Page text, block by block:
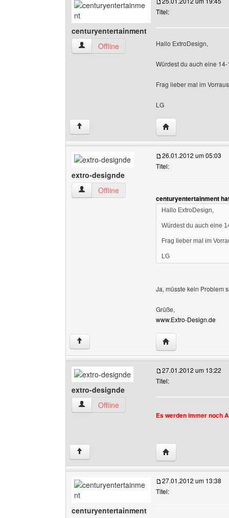
centuryentertainment
centuryentertainment Benutzer-Profile
Offline
Titel:
Hallo ExtroDesign,
Würdest du auch eine
Frag lieber mal im
LG
↑ Website dieses
extro-designde
extro-designde Benutzer-Profile anzeigen
Offline
26.01.2012 um 05:03
Titel:
centuryentertainment
Hallo ExtroDesign,
Würdest du auch eine
Frag lieber mal im
LG
Ja, müsste kein Problem
Grüße,
www.Extro-Design.de
↑ Website dieses
extro-designde
extro-designde Benutzer-Profile anzeigen
Offline
27.01.2012 um 13:22
Titel:
Es werden immer noch
↑ Website dieses
centuryentertainment
27.01.2012 um 13:38
Titel: